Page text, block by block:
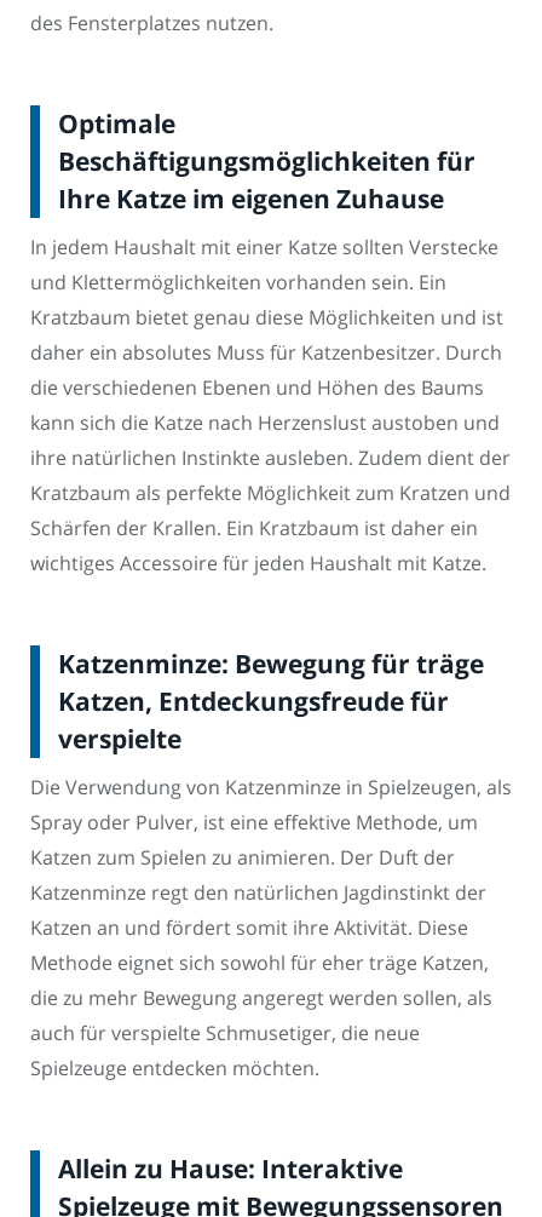
des Fensterplatzes nutzen.
Optimale
Beschäftigungsmöglichkeiten für
Ihre Katze im eigenen Zuhause
In jedem Haushalt mit einer Katze sollten Verstecke
und Klettermöglichkeiten vorhanden sein. Ein
Kratzbaum bietet genau diese Möglichkeiten und ist
daher ein absolutes Muss für Katzenbesitzer. Durch
die verschiedenen Ebenen und Höhen des Baums
kann sich die Katze nach Herzenslust austoben und
ihre natürlichen Instinkte ausleben. Zudem dient der
Kratzbaum als perfekte Möglichkeit zum Kratzen und
Schärfen der Krallen. Ein Kratzbaum ist daher ein
wichtiges Accessoire für jeden Haushalt mit Katze.
Katzenminze: Bewegung für träge
Katzen, Entdeckungsfreude für
verspielte
Die Verwendung von Katzenminze in Spielzeugen, als
Spray oder Pulver, ist eine effektive Methode, um
Katzen zum Spielen zu animieren. Der Duft der
Katzenminze regt den natürlichen Jagdinstinkt der
Katzen an und fördert somit ihre Aktivität. Diese
Methode eignet sich sowohl für eher träge Katzen,
die zu mehr Bewegung angeregt werden sollen, als
auch für verspielte Schmusetiger, die neue
Spielzeuge entdecken möchten.
Allein zu Hause: Interaktive
Spielzeuge mit Bewegungssensoren